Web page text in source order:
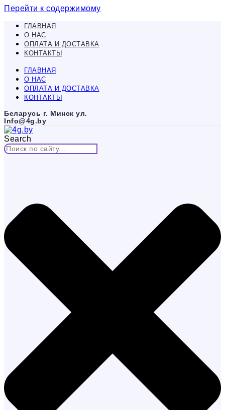
Перейти к содержимому
ГЛАВНАЯ
О НАС
ОПЛАТА И ДОСТАВКА
КОНТАКТЫ
ГЛАВНАЯ
О НАС
ОПЛАТА И ДОСТАВКА
КОНТАКТЫ
Беларусь г. Минск ул.
Info@4g.by
Search